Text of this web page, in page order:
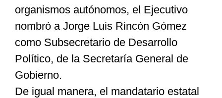
organismos autónomos, el Ejecutivo
nombró a Jorge Luis Rincón Gómez
como Subsecretario de Desarrollo
Político, de la Secretaría General de
Gobierno.
De igual manera, el mandatario estatal